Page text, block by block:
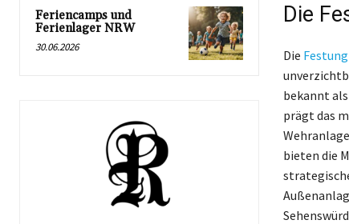
Feriencamps und
Ferienlager NRW
30.06.2026
Die
Die
bekannt
prägt das
bieten die